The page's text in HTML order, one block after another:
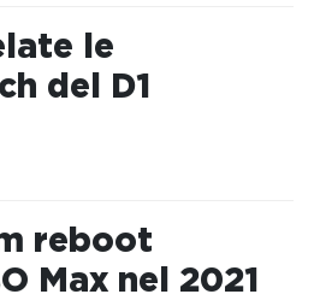
le
del D1
reboot
Max nel 2021